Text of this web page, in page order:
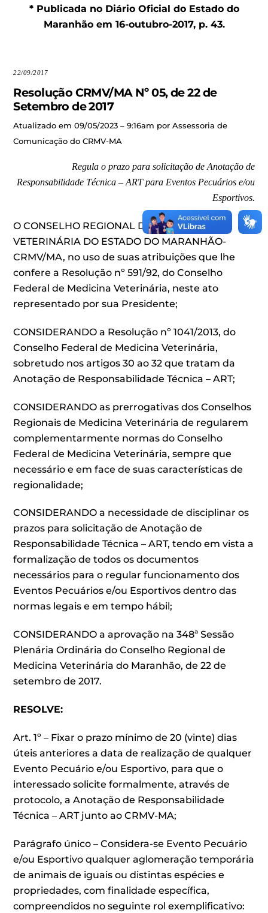
* Publicada no Diário Oficial do Estado do
Maranhão em 16-outubro-2017, p. 43.
22/09/2017
Resolução CRMV/MA Nº 05, de 22 de
Setembro de 2017
Atualizado em 09/05/2023 – 9:16am por Assessoria de
Comunicação do CRMV-MA
Regula o prazo para solicitação de Anotação de
Responsabilidade Técnica – ART para Eventos Pecuários e/ou
Esportivos.
O CONSELHO REGIONAL DE MEDICINA
VETERINÁRIA DO ESTADO DO MARANHÃO-
CRMV/MA, no uso de suas atribuições que lhe
confere a Resolução nº 591/92, do Conselho
Federal de Medicina Veterinária, neste ato
representado por sua Presidente;
CONSIDERANDO a Resolução nº 1041/2013, do
Conselho Federal de Medicina Veterinária,
sobretudo nos artigos 30 ao 32 que tratam da
Anotação de Responsabilidade Técnica – ART;
CONSIDERANDO as prerrogativas dos Conselhos
Regionais de Medicina Veterinária de regularem
complementarmente normas do Conselho
Federal de Medicina Veterinária, sempre que
necessário e em face de suas características de
regionalidade;
CONSIDERANDO a necessidade de disciplinar os
prazos para solicitação de Anotação de
Responsabilidade Técnica – ART, tendo em vista a
formalização de todos os documentos
necessários para o regular funcionamento dos
Eventos Pecuários e/ou Esportivos dentro das
normas legais e em tempo hábil;
CONSIDERANDO a aprovação na 348ª Sessão
Plenária Ordinária do Conselho Regional de
Medicina Veterinária do Maranhão, de 22 de
setembro de 2017.
RESOLVE:
Art. 1º – Fixar o prazo mínimo de 20 (vinte) dias
úteis anteriores a data de realização de qualquer
Evento Pecuário e/ou Esportivo, para que o
interessado solicite formalmente, através de
protocolo, a Anotação de Responsabilidade
Técnica – ART junto ao CRMV-MA;
Parágrafo único – Considera-se Evento Pecuário
e/ou Esportivo qualquer aglomeração temporária
de animais de iguais ou distintas espécies e
propriedades, com finalidade específica,
compreendidos no seguinte rol exemplificativo: